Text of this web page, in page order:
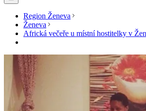
Region Ženeva
Ženeva
Africká večeře u místní hostitelky v